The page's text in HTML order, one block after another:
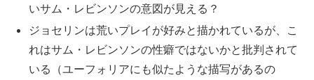
いサム・レビンソンの意図が見える？
ジョセリンは荒いプレイが好みと描かれているが、こ
れはサム・レビンソンの性癖ではないかと批判されて
いる（ユーフォリアにも似たような描写があるの